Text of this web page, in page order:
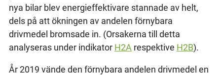
nya bilar blev energieffektivare stannade av helt,
dels på att ökningen av andelen förnybara
drivmedel bromsade in. (Orsakerna till detta
analyseras under indikator H2A respektive H2B).
År 2019 vände den förnybara andelen drivmedel en